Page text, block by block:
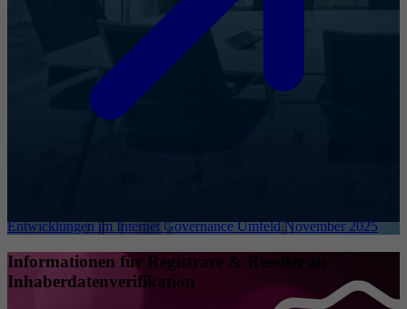
Entwicklungen im Internet Governance Umfeld November 2025
Informationen für Registrare & Reseller zu
Inhaberdatenverifikation